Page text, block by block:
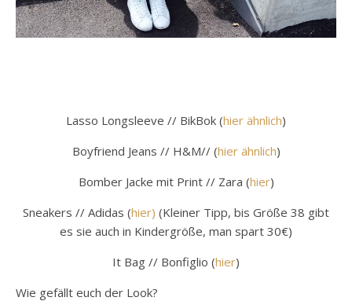
Lasso Longsleeve // BikBok (hier ähnlich)
Boyfriend Jeans // H&M// (hier ähnlich)
Bomber Jacke mit Print // Zara (hier)
Sneakers // Adidas (hier) (Kleiner Tipp, bis Größe 38 gibt
es sie auch in Kindergröße, man spart 30€)
It Bag // Bonfiglio (hier)
Wie gefällt euch der Look?